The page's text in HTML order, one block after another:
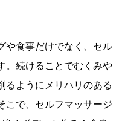
や食事だけでなく、セル
。続けることでむくみや
るようにメリハリのある
こで、セルフマッサージ